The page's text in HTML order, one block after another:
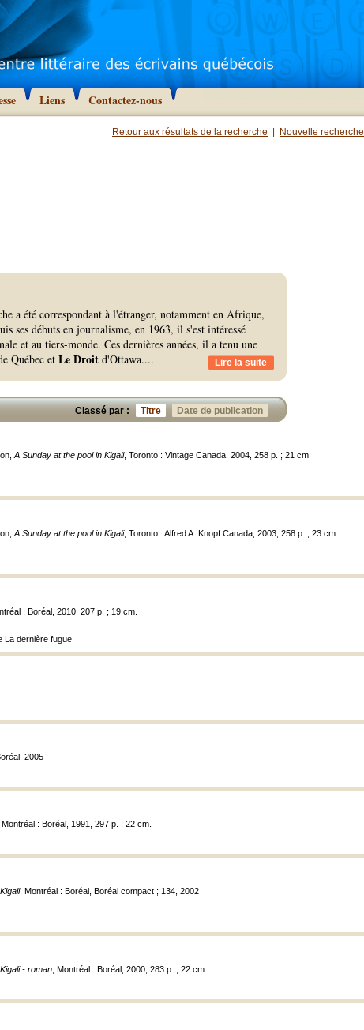
Liens Contactez-nous
Retour aux résultats de la recherche Nouvelle recherche
a été correspondant à l'étranger, notamment en Afrique,
ses débuts en journalisme, en 1963, il s'est intéressé
et au tiers-monde. Ces dernières années, il a tenu une
Québec et Le Droit d'Ottawa.... Lire la suite
Classé par : Titre Date de publication
A Sunday at the pool in Kigali, Toronto : Vintage Canada, 2004, 258 p. ; 21 cm.
A Sunday at the pool in Kigali, Toronto : Alfred A. Knopf Canada, 2003, 258 p. ; 23 cm.
: Boréal, 2010, 207 p. ; 19 cm.
La dernière fugue
2005
, Montréal : Boréal, 1991, 297 p. ; 22 cm.
, Montréal : Boréal, Boréal compact ; 134, 2002
- roman , Montréal : Boréal, 2000, 283 p. ; 22 cm.